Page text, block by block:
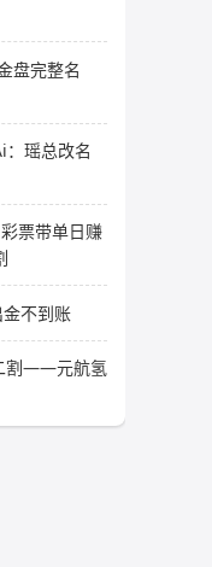
盘完整名
瑶总改名
票带单日赚
金不到账
割——元航氢